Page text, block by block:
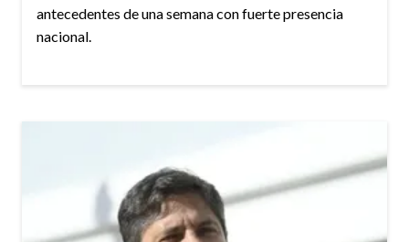
antecedentes de una semana con fuerte presencia
nacional.